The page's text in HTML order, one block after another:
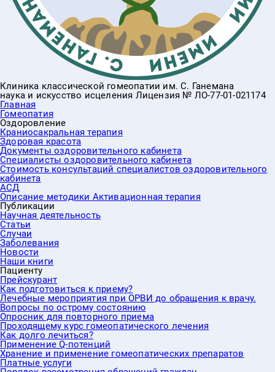
Клиника классической гомеопатии им. С. Ганемана
наука и искусство исцеления Лицензия № ЛО-77-01-021174
Главная
Гомеопатия
Оздоровление
Краниосакральная терапия
Здоровая красота
Документы оздоровительного кабинета
Специалисты оздоровительного кабинета
Стоимость консультаций специалистов оздоровительного
кабинета
АСД
Описание методики Активационная терапия
Публикации
Научная деятельность
Статьи
Случаи
Заболевания
Новости
Наши книги
Пациенту
Прейскурант
Как подготовиться к приему?
Лечебные мероприятия при ОРВИ до обращения к врачу.
Вопросы по острому состоянию
Опросник для повторного приема
Проходящему курс гомеопатического лечения
Как долго лечиться?
Применение Q-потенций
Хранение и применение гомеопатических препаратов
Платные услуги